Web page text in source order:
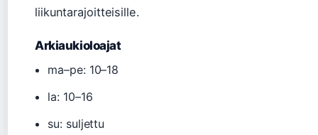
liikuntarajoitteisille.
Arkiaukioloajat
ma–pe: 10–18
la: 10–16
su: suljettu